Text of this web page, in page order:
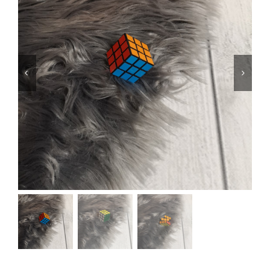
Jungen
Mädchen
Accesoires
Schuhe / Socken
Spielzeug
Babyausstattung
Krims Krams